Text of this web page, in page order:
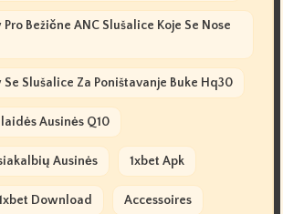
Bežične ANC Slušalice Koje Se Nose
Se Slušalice Za Poništavanje Buke Hq30
Ausinės Q10
Ausinės 1xbet Apk
Download Accessoires